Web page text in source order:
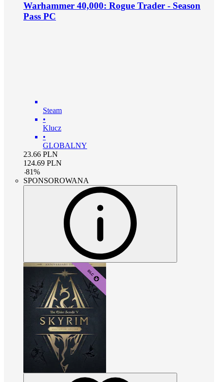
Warhammer 40,000: Rogue Trader - Season
Pass PC
Steam
•
Klucz
•
GLOBALNY
23.66 PLN
124.69 PLN
-81%
SPONSOROWANA